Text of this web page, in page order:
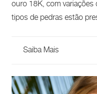
ouro 18K, com variações
tipos de pedras estão
Saiba Mais